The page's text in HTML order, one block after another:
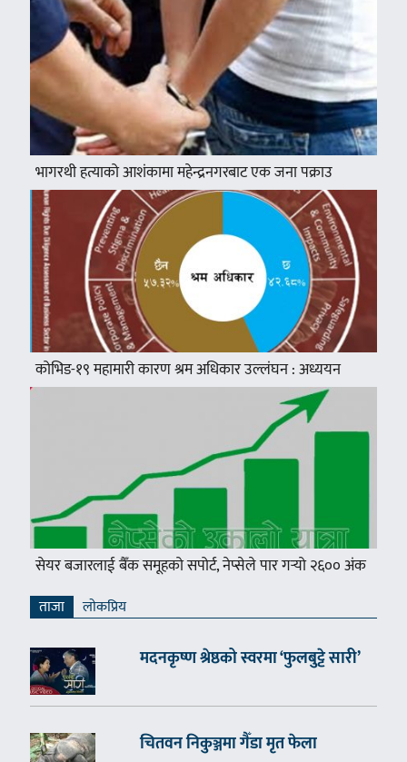
भागरथी हत्याको आशंकामा महेन्द्रनगरबाट एक जना पक्राउ
कोभिड-१९ महामारी कारण श्रम अधिकार उल्लंघन : अध्ययन
सेयर बजारलाई बैँक समूहको सपोर्ट, नेप्सेले पार गर्‍यो २६०० अंक
ताजा लाेकप्रिय
मदनकृष्ण श्रेष्ठको स्वरमा ‘फुलबुट्टे सारी’
चितवन निकुञ्जमा गैँडा मृत फेला